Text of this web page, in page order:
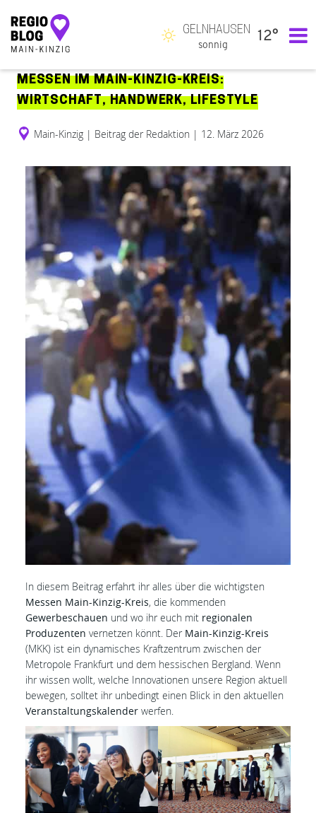
Hauptnavigation
GELNHAUSEN
sonnig
12°
MESSEN IM MAIN-KINZIG-KREIS:
WIRTSCHAFT, HANDWERK, LIFESTYLE
Main-Kinzig | Beitrag der Redaktion | 12. März 2026
In diesem Beitrag erfahrt ihr alles über die wichtigsten
Messen Main-Kinzig-Kreis, die kommenden
Gewerbeschauen und wo ihr euch mit regionalen
Produzenten vernetzen könnt. Der Main-Kinzig-Kreis
(MKK) ist ein dynamisches Kraftzentrum zwischen der
Metropole Frankfurt und dem hessischen Bergland. Wenn
ihr wissen wollt, welche Innovationen unsere Region aktuell
bewegen, solltet ihr unbedingt einen Blick in den aktuellen
Veranstaltungskalender werfen.